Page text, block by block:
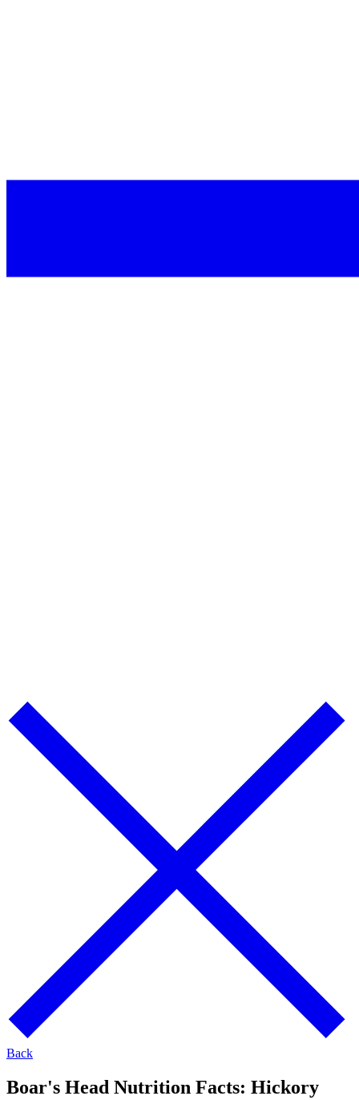
Back
Boar's Head Nutrition Facts: Hickory